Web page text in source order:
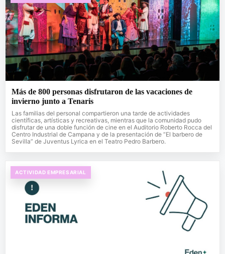
Más de 800 personas disfrutaron de las vacaciones de
invierno junto a Tenaris
Las familias del personal compartieron una tarde de actividades
científicas, artísticas y recreativas, mientras que la comunidad pudo
disfrutar de una doble función de cine en el Auditorio Roberto Rocca del
Centro Industrial de Campana y de la presentación de “El barbero de
Sevilla” de Juventus Lyrica en el Teatro Pedro Barbero.
ACTIVIDAD EMPRESARIAL